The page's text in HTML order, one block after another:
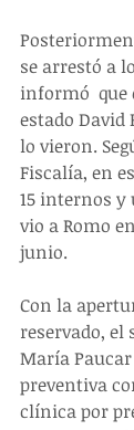
se arrestó a
informó  que
estado David
lo vieron.
Fiscalía, en
15 internos y
vio a Romo
junio.
Con la
reservado,
María
preventiva
clínica por